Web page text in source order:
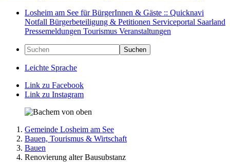
Losheim am See für BürgerInnen & Gäste :: Quicknavi
Notfall Bürgerbeteiligung & Petitionen Serviceportal Saarland
Pressemeldungen Tourismus Veranstaltungen
Suchen
Leichte Sprache
Link zu Facebook
Link zu Instagram
Gemeinde Losheim am See
Bauen, Tourismus & Wirtschaft
Bauen
Renovierung alter Bausubstanz